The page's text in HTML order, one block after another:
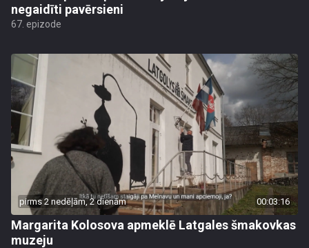
negaidīti pavērsieni
67. epizode
pirms 2 nedēļām, 2 dienām 00:03:16
Margarita Kolosova apmeklē Latgales šmakovkas
muzeju